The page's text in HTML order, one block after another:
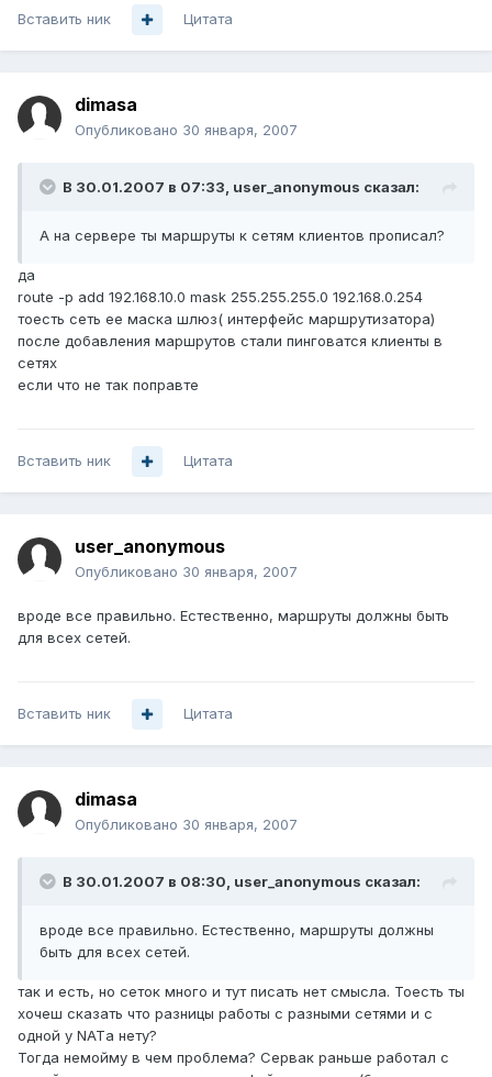
Вставить ник Цитата
dimasa
Опубликовано 30 января, 2007
В 30.01.2007 в 07:33, user_anonymous сказал:
А на сервере ты маршруты к сетям клиентов прописал?
да
route -p add 192.168.10.0 mask 255.255.255.0 192.168.0.254
тоесть сеть ее маска шлюз( интерфейс маршрутизатора)
после добавления маршрутов стали пинговатся клиенты в
сетях
если что не так поправте
Вставить ник Цитата
user_anonymous
Опубликовано 30 января, 2007
вроде все правильно. Естественно, маршруты должны быть
для всех сетей.
Вставить ник Цитата
dimasa
Опубликовано 30 января, 2007
В 30.01.2007 в 08:30, user_anonymous сказал:
вроде все правильно. Естественно, маршруты должны
быть для всех сетей.
так и есть, но сеток много и тут писать нет смысла. Тоесть ты
хочеш сказать что разницы работы с разными сетями и с
одной у NATа нету?
Тогда немойму в чем проблема? Сервак раньше работал с